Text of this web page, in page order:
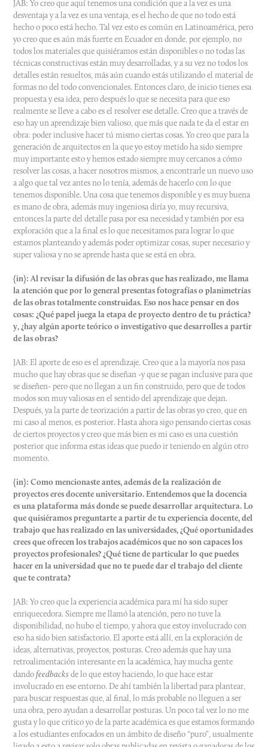
JAB: Yo creo que aquí tenemos una condición que a la vez es una
desventaja y a la vez es una ventaja, es el hecho de que no todo está
hecho o poco está hecho. Tal vez esto es común en Latinoamérica, pero
yo creo que es aún más fuerte en Ecuador en donde, por ejemplo, no
todos los materiales que quisiéramos están disponibles o no todas las
técnicas constructivas están muy desarrolladas, y a su vez no todos los
detalles están resueltos, más aún cuando estás utilizando el material de
formas no del todo convencionales. Entonces claro, de inicio tienes esa
propuesta y esa idea, pero después lo que se necesita para que eso
realmente se lleve a cabo es el resolver ese detalle. Creo que a través de
eso hay un aprendizaje bien valioso, que más que nada te da el estar en
obra: poder inclusive hacer tú mismo ciertas cosas. Yo creo que para la
generación de arquitectos en la que yo estoy metido ha sido siempre
muy importante esto y hemos estado siempre muy cercanos a cómo
resolver las cosas, a hacer nosotros mismos, a encontrarle un nuevo uso
a algo que tal vez antes no lo tenía, además de hacerlo con lo que
tenemos disponible. Una cosa que tenemos disponible y es muy buena
es mano de obra, además muy ingeniosa diría yo, muy recursiva,
entonces la parte del detalle pasa por esa necesidad y también por esa
exploración que a la final es lo que necesitamos para lograr lo que
estamos planteando y además poder optimizar cosas, super necesario y
super valiosa y no se aprende hasta que se está en obra.
{in}: Al revisar la difusión de las obras que has realizado, me llama
la atención que por lo general presentas fotografías o planimetrías
de las obras totalmente construidas. Eso nos hace pensar en dos
cosas: ¿Qué papel juega la etapa de proyecto dentro de tu práctica?
y, ¿hay algún aporte teórico o investigativo que desarrolles a partir
de las obras?
JAB: El aporte de eso es el aprendizaje. Creo que a la mayoría nos pasa
mucho que hay obras que se diseñan -y que se pagan inclusive para que
se diseñen- pero que no llegan a un fin construido, pero que de todos
modos son muy valiosas en el sentido del aprendizaje que dejan.
Después, ya la parte de teorización a partir de las obras yo creo, que en
mi caso al menos, es posterior. Hasta ahora sigo pensando ciertas cosas
de ciertos proyectos y creo que más bien es mi caso es una cuestión
posterior que informa estas ideas que puedo ir teniendo en algún otro
momento.
{in}: Como mencionaste antes, además de la realización de
proyectos eres docente universitario. Entendemos que la docencia
es una plataforma más donde se puede desarrollar arquitectura. Lo
que quisiéramos preguntarte a partir de tu experiencia docente, del
trabajo que has realizado en las universidades, ¿Qué oportunidades
crees que ofrecen los trabajos académicos que no son capaces los
proyectos profesionales? ¿Qué tiene de particular lo que puedes
hacer en la universidad que no te puede dar el trabajo del cliente
que te contrata?
JAB: Yo creo que la experiencia académica para mí ha sido super
enriquecedora. Siempre me llamó la atención, pero no tuve la
disponibilidad, no hubo el tiempo, y ahora que estoy involucrado con
eso ha sido bien satisfactorio. El aporte está allí, en la exploración de
ideas, alternativas, proyectos, posturas. Creo además que hay una
retroalimentación interesante en la académica, hay mucha gente
dandofeedbacksde lo que estoy haciendo, lo que hace estar
involucrado en ese entorno. De ahí también la libertad para plantear,
para buscar respuestas que, al final, lo más probable no lleguen a ser
una obra, pero ayudan a desarrollar posturas. Un poco tal vez lo no me
gusta y lo que critico yo de la parte académica es que estamos formando
a los estudiantes enfocados en un ámbito de diseño “puro”, usualmente